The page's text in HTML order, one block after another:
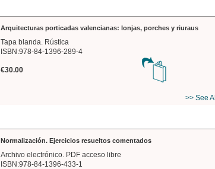
Arquitecturas porticadas valencianas: lonjas, porches y riuraus
Tapa blanda. Rústica
ISBN:978-84-1396-289-4
€30.00
>> See All
Normalización. Ejercicios resueltos comentados
Archivo electrónico. PDF acceso libre
ISBN:978-84-1396-433-1